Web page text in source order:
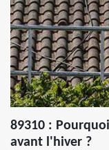
89310 :
avant l'hiver ?